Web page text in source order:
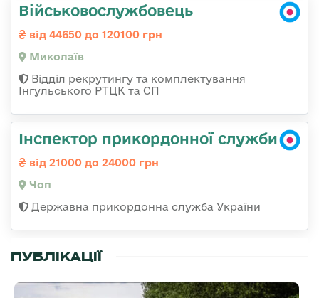
Військовослужбовець
від 44650 до 120100 грн
Миколаїв
Відділ рекрутингу та комплектування
Інгульського РТЦК та СП
Інспектор прикордонної служби
від 21000 до 24000 грн
Чоп
Державна прикордонна служба України
ПУБЛІКАЦІЇ